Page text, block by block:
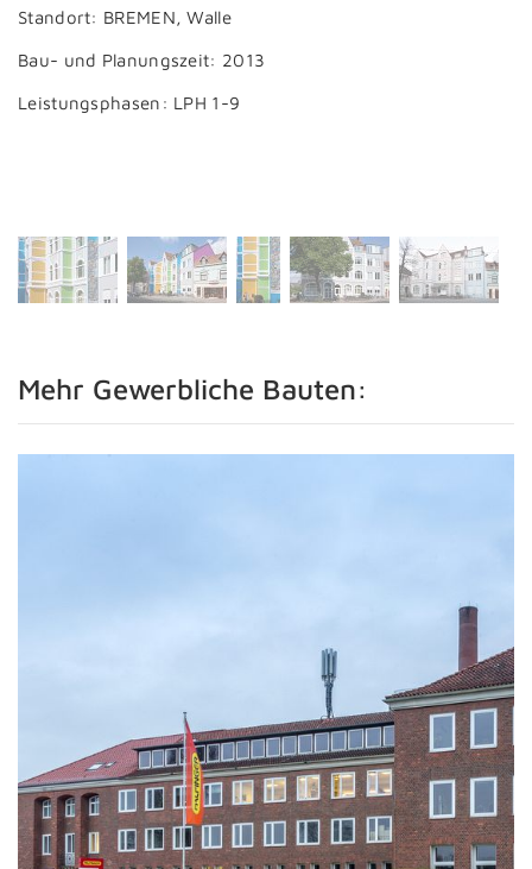
Standort: BREMEN, Walle
Bau- und Planungszeit: 2013
Leistungsphasen: LPH 1-9
Mehr Gewerbliche Bauten: